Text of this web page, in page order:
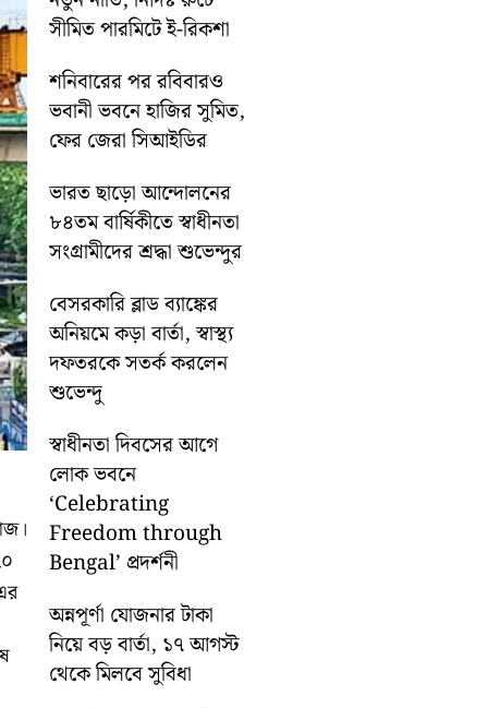
সীমিত পারমিটে ই-রিকশা
শনিবারের পর রবিবারও
ভবানী ভবনে হাজির সুমিত,
ফের জেরা সিআইডির
ভারত ছাড়ো আন্দোলনের
৮৪তম বার্ষিকীতে স্বাধীনতা
সংগ্রামীদের শ্রদ্ধা শুভেন্দুর
বেসরকারি ব্লাড ব্যাঙ্কের
অনিয়মে কড়া বার্তা, স্বাস্থ্য
দফতরকে সতর্ক করলেন
শুভেন্দু
স্বাধীনতা দিবসের আগে
লোক ভবনে
‘Celebrating
Freedom through
Bengal’ প্রদর্শনী
অন্নপূর্ণা যোজনার টাকা
নিয়ে বড় বার্তা, ১৭ আগস্ট
থেকে মিলবে সুবিধা